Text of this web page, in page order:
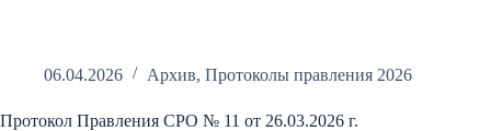
06.04.2026 Архив, Протоколы правления 2026
Протокол Правления СРО № 11 от 26.03.2026 г.